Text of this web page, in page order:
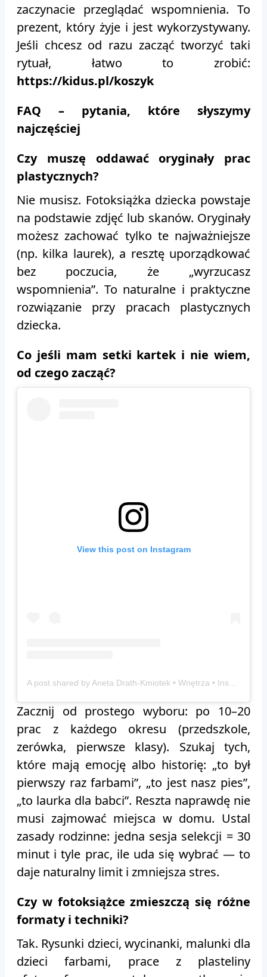
zaczynacie przeglądać wspomnienia. To
prezent, który żyje i jest wykorzystywany.
Jeśli chcesz od razu zacząć tworzyć taki
rytuał, łatwo to zrobić:
https://kidus.pl/koszyk
FAQ – pytania, które słyszymy
najczęściej
Czy muszę oddawać oryginały prac
plastycznych?
Nie musisz. Fotoksiążka dziecka powstaje
na podstawie zdjęć lub skanów. Oryginały
możesz zachować tylko te najważniejsze
(np. kilka laurek), a resztę uporządkować
bez poczucia, że „wyrzucasz
wspomnienia”. To naturalne i praktyczne
rozwiązanie przy pracach plastycznych
dziecka.
Co jeśli mam setki kartek i nie wiem,
od czego zacząć?
View this post on Instagram
Zacznij od prostego wyboru: po 10–20
prac z każdego okresu (przedszkole,
zerówka, pierwsze klasy). Szukaj tych,
które mają emocję albo historię: „to był
pierwszy raz farbami”, „to jest nasz pies”,
„to laurka dla babci”. Reszta naprawdę nie
musi zajmować miejsca w domu. Ustal
zasady rodzinne: jedna sesja selekcji = 30
minut i tyle prac, ile uda się wybrać — to
daje naturalny limit i zmniejsza stres.
Czy w fotoksiążce zmieszczą się różne
formaty i techniki?
Tak. Rysunki dzieci, wycinanki, malunki dla
dzieci farbami, prace z plasteliny